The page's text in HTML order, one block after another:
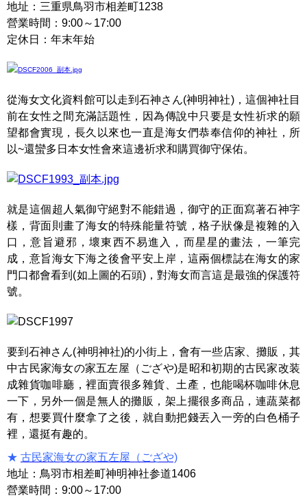
地址：三重県鳥羽市相差町1238
營業時間：9:00～17:00
定休日：年末年始
從海女文化資料館可以走到石神さん(神明神社)，這個神社目
前在女性之間充滿話題性，因為傳說中只要是女性祈求的願
望都會實現，長久以來也一直是海女們恭奉信仰的神社，所
以~還蠻多日本女性會來這邊祈求和購買御守保佑。
就是這個超人氣御守絕對不能錯過，御守的正面寫著石神字
樣，背面則畫了海女的特殊能量符號，格子狀像是複雜的入
口，意旨避邪，壞東西不易進入，而星星的畫法，一筆完
成，意旨海女下海之後會平安上岸，這兩個標誌在海女的家
門口都會看到(如上圖的石頭)，對海女而言這是最強的保護符
號。
要到石神さん(神明神社)的小街上，會有一些店家、攤販，其
中古民家海女の家五左屋（ござや)是昭和初期的古民家改装
成雜貨咖啡廳，裡面賣很多雜貨、土產，也能喝杯咖啡休息
一下，另外一個是無人的攤販，架上擺很多商品，連蔬菜都
有，想要買什麼拿了之後，就自動把錢丟入一旁的白色桶子
裡，還挺有趣的。
★ 古民家海女の家五左屋（ござや)
地址：鳥羽市相差町神明神社参道1406
營業時間：9:00～17:00